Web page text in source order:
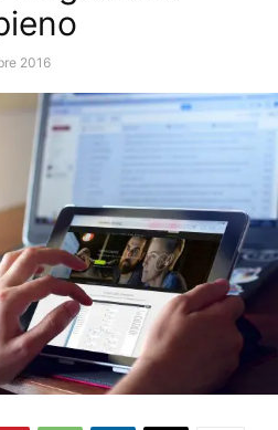
2016